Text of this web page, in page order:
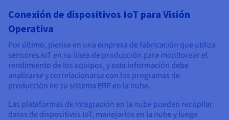
Conexión de dispositivos IoT para Visión
Operativa
Por último, piense en una empresa de fabricación que utiliza
sensores IoT en su línea de producción para monitorear el
rendimiento de los equipos, y esta información debe
analizarse y correlacionarse con los programas de
producción en su sistema ERP en la nube.
Las plataformas de integración en la nube pueden recopilar
datos de dispositivos IoT, manejarlos en la nube y luego